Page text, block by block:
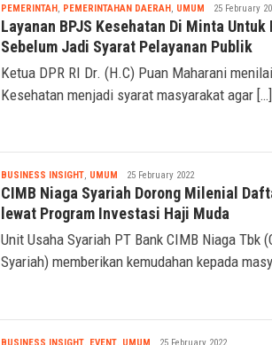
PEMERINTAH, PEMERINTAHAN DAERAH, UMUM Nabila
25 February
Layanan BPJS Kesehatan Di Minta Untuk
Sebelum Jadi Syarat Pelayanan Publik
Ketua DPR RI Dr. (H.C) Puan Maharani
Kesehatan menjadi syarat masyarakat agar […]
BUSINESS INSIGHT, UMUM Nabila
25 February 2022
CIMB Niaga Syariah Dorong Milenial
lewat Program Investasi Haji Muda
Unit Usaha Syariah PT Bank CIMB Niaga Tbk
Syariah) memberikan kemudahan kepada
Nabila